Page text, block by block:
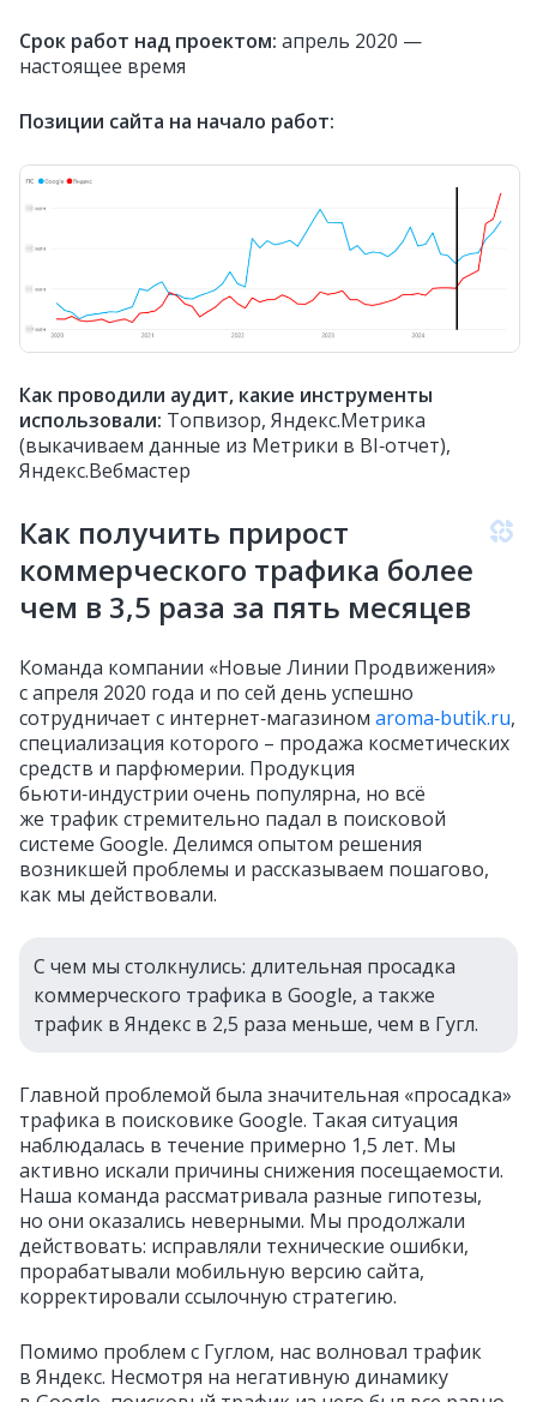
Срок работ над проектом: апрель 2020 —
настоящее время
Позиции сайта на начало работ:
Как проводили аудит, какие инструменты
использовали: Топвизор, Яндекс.Метрика
(выкачиваем данные из Метрики в BI‑отчет),
Яндекс.Вебмастер
Как получить прирост
коммерческого трафика более
чем в 3,5 раза за пять месяцев
Команда компании «Новые Линии Продвижения»
с апреля 2020 года и по сей день успешно
сотрудничает с интернет‑магазином aroma‑butik.ru,
специализация которого – продажа косметических
средств и парфюмерии. Продукция
бьюти‑индустрии очень популярна, но всё
же трафик стремительно падал в поисковой
системе Google. Делимся опытом решения
возникшей проблемы и рассказываем пошагово,
как мы действовали.
С чем мы столкнулись: длительная просадка
коммерческого трафика в Google, а также
трафик в Яндекс в 2,5 раза меньше, чем в Гугл.
Главной проблемой была значительная «просадка»
трафика в поисковике Google. Такая ситуация
наблюдалась в течение примерно 1,5 лет. Мы
активно искали причины снижения посещаемости.
Наша команда рассматривала разные гипотезы,
но они оказались неверными. Мы продолжали
действовать: исправляли технические ошибки,
прорабатывали мобильную версию сайта,
корректировали ссылочную стратегию.
Помимо проблем с Гуглом, нас волновал трафик
в Яндекс. Несмотря на негативную динамику